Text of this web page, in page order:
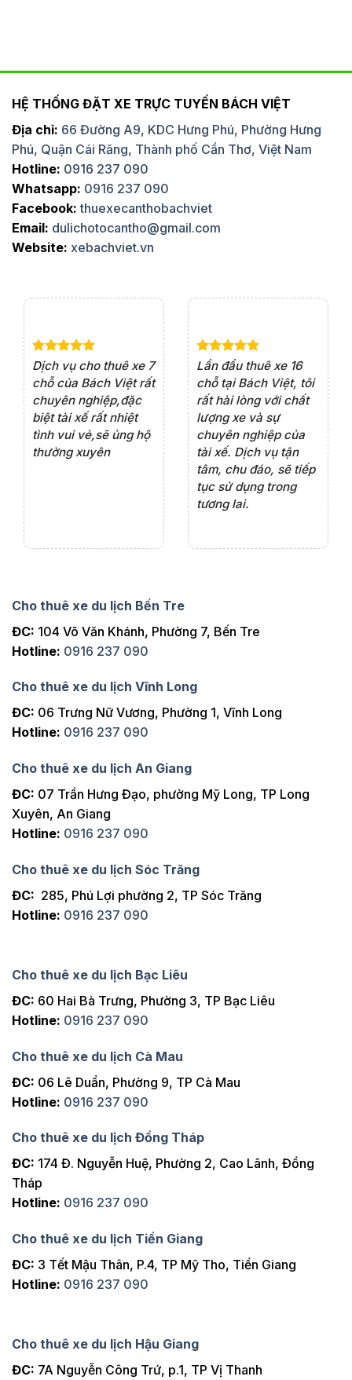
HỆ THỐNG ĐẶT XE TRỰC TUYẾN BÁCH VIỆT
Địa chỉ: 66 Đường A9, KDC Hưng Phú, Phường Hưng
Phú, Quận Cái Răng, Thành phố Cần Thơ, Việt Nam
Hotline: 0916 237 090
Whatsapp: 0916 237 090
Facebook: thuexecanthobachviet
Email: dulichotocantho@gmail.com
Website: xebachviet.vn
Dịch vụ cho thuê xe 7
chỗ của Bách Việt rất
chuyên nghiệp,đặc
biệt tài xế rất nhiệt
tình vui vẻ,sẽ ủng hộ
thường xuyên
Lần đầu thuê xe 16
chỗ tại Bách Việt, tôi
rất hài lòng với chất
lượng xe và sự
chuyên nghiệp của
tài xế. Dịch vụ tận
tâm, chu đáo, sẽ tiếp
tục sử dụng trong
tương lai.
Cho thuê xe du lịch Bến Tre
ĐC: 104 Võ Văn Khánh, Phường 7, Bến Tre
Hotline: 0916 237 090
Cho thuê xe du lịch Vĩnh Long
ĐC: 06 Trưng Nữ Vương, Phường 1, Vĩnh Long
Hotline: 0916 237 090
Cho thuê xe du lịch An Giang
ĐC: 07 Trần Hưng Đạo, phường Mỹ Long, TP Long
Xuyên, An Giang
Hotline: 0916 237 090
Cho thuê xe du lịch Sóc Trăng
ĐC: 285, Phú Lợi phường 2, TP Sóc Trăng
Hotline: 0916 237 090
Cho thuê xe du lịch Bạc Liêu
ĐC: 60 Hai Bà Trưng, Phường 3, TP Bạc Liêu
Hotline: 0916 237 090
Cho thuê xe du lịch Cà Mau
ĐC: 06 Lê Duẩn, Phường 9, TP Cà Mau
Hotline: 0916 237 090
Cho thuê xe du lịch Đồng Tháp
ĐC: 174 Đ. Nguyễn Huệ, Phường 2, Cao Lãnh, Đồng
Tháp
Hotline: 0916 237 090
Cho thuê xe du lịch Tiền Giang
ĐC: 3 Tết Mậu Thân, P.4, TP Mỹ Tho, Tiền Giang
Hotline: 0916 237 090
Cho thuê xe du lịch Hậu Giang
ĐC: 7A Nguyễn Công Trứ, p.1, TP Vị Thanh